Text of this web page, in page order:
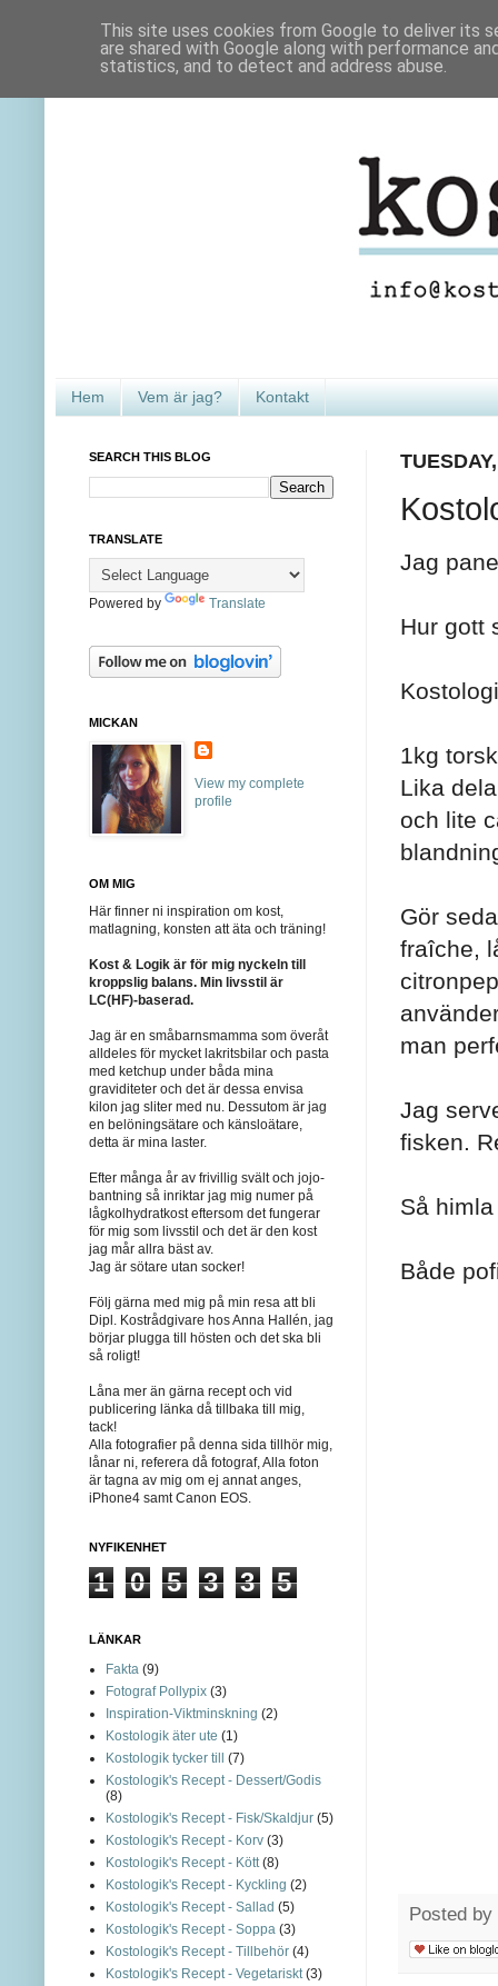
Hem Vem är jag? Kontakt
Jag
Hur gott
1kg
Lika
och lite
Gör
fraîche,
man
Jag
fisken.
Så
Både
Posted by
SEARCH THIS BLOG
TRANSLATE
Powered by Translate
MICKAN
View my complete
profile
OM MIG
Här finner ni inspiration om kost,
matlagning, konsten att äta och träning!
Kost & Logik är för mig nyckeln till
kroppslig balans. Min livsstil är
LC(HF)-baserad.
Jag är en småbarnsmamma som överåt
alldeles för mycket lakritsbilar och pasta
med ketchup under båda mina
graviditeter och det är dessa envisa
kilon jag sliter med nu. Dessutom är jag
en belöningsätare och känsloätare,
detta är mina laster.
Efter många år av frivillig svält och jojo-
bantning så inriktar jag mig numer på
lågkolhydratkost eftersom det fungerar
för mig som livsstil och det är den kost
jag mår allra bäst av.
Jag är sötare utan socker!
Följ gärna med mig på min resa att bli
Dipl. Kostrådgivare hos Anna Hallén, jag
börjar plugga till hösten och det ska bli
så roligt!
Låna mer än gärna recept och vid
publicering länka då tillbaka till mig,
tack!
Alla fotografier på denna sida tillhör mig,
lånar ni, referera då fotograf, Alla foton
är tagna av mig om ej annat anges,
iPhone4 samt Canon EOS.
NYFIKENHET
1 0 5 3 3 5
LÄNKAR
Fakta (9)
Fotograf Pollypix (3)
Inspiration-Viktminskning (2)
Kostologik äter ute (1)
Kostologik tycker till (7)
Kostologik's Recept - Dessert/Godis
(8)
Kostologik's Recept - Fisk/Skaldjur (5)
Kostologik's Recept - Korv (3)
Kostologik's Recept - Kött (8)
Kostologik's Recept - Kyckling (2)
Kostologik's Recept - Sallad (5)
Kostologik's Recept - Soppa (3)
Kostologik's Recept - Tillbehör (4)
Kostologik's Recept - Vegetariskt (3)
This site uses cookies from Google to deliver its
are shared with Google along with performance
statistics, and to detect and address abuse.